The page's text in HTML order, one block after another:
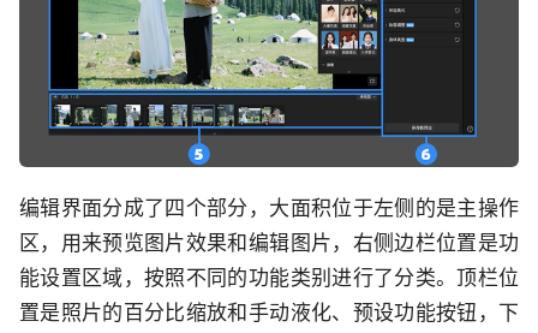
编辑界面分成了四个部分，大面积位于左侧的是主操作
区，用来预览图片效果和编辑图片，右侧边栏位置是功
能设置区域，按照不同的功能类别进行了分类。顶栏位
置是照片的百分比缩放和手动液化、预设功能按钮，下